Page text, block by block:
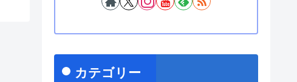
カテゴリー